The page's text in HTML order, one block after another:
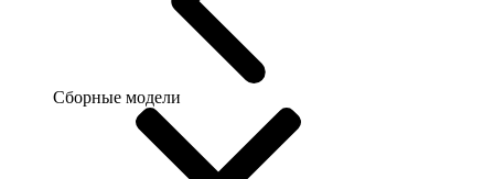
Сборные модели